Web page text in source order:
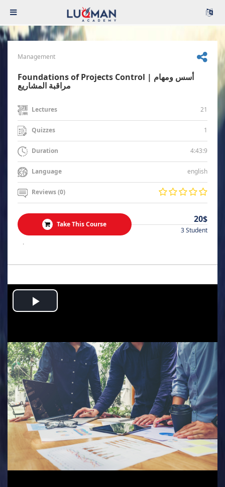
Management
Foundations of Projects Control | أسس ومهام
مراقبة المشاريع
Lectures 21
Quizzes 1
Duration 4:43:9
Language english
Reviews (0)
Take This Course 20$
3 Student
.
Play